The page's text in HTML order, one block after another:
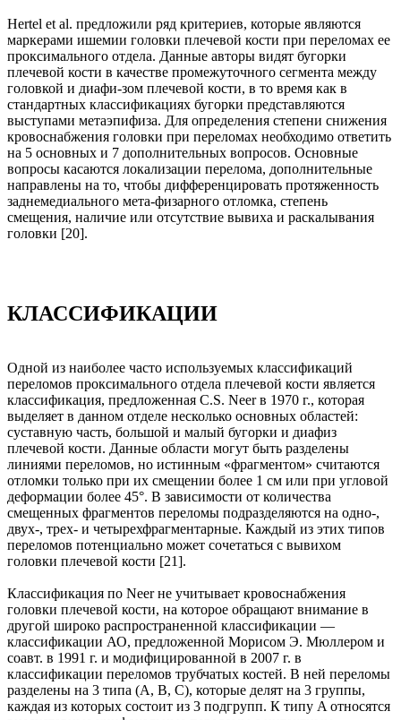
Hertel et al. предложили ряд критериев, которые являются
маркерами ишемии головки плечевой кости при переломах ее
проксимального отдела. Данные авторы видят бугорки
плечевой кости в качестве промежуточного сегмента между
головкой и диафи-зом плечевой кости, в то время как в
стандартных классификациях бугорки представляются
выступами метаэпифиза. Для определения степени снижения
кровоснабжения головки при переломах необходимо ответить
на 5 основных и 7 дополнительных вопросов. Основные
вопросы касаются локализации перелома, дополнительные
направлены на то, чтобы дифференцировать протяженность
заднемедиального мета-физарного отломка, степень
смещения, наличие или отсутствие вывиха и раскалывания
головки [20].
КЛАССИФИКАЦИИ
Одной из наиболее часто используемых классификаций
переломов проксимального отдела плечевой кости является
классификация, предложенная C.S. Neer в 1970 г., которая
выделяет в данном отделе несколько основных областей:
суставную часть, большой и малый бугорки и диафиз
плечевой кости. Данные области могут быть разделены
линиями переломов, но истинным «фрагментом» считаются
отломки только при их смещении более 1 см или при угловой
деформации более 45°. В зависимости от количества
смещенных фрагментов переломы подразделяются на одно-,
двух-, трех- и четырехфрагментарные. Каждый из этих типов
переломов потенциально может сочетаться с вывихом
головки плечевой кости [21].
Классификация по Neer не учитывает кровоснабжения
головки плечевой кости, на которое обращают внимание в
другой широко распространенной классификации —
классификации АО, предложенной Морисом Э. Мюллером и
соавт. в 1991 г. и модифицированной в 2007 г. в
классификации переломов трубчатых костей. В ней переломы
разделены на 3 типа (A, B, C), которые делят на 3 группы,
каждая из которых состоит из 3 подгрупп. К типу A относятся